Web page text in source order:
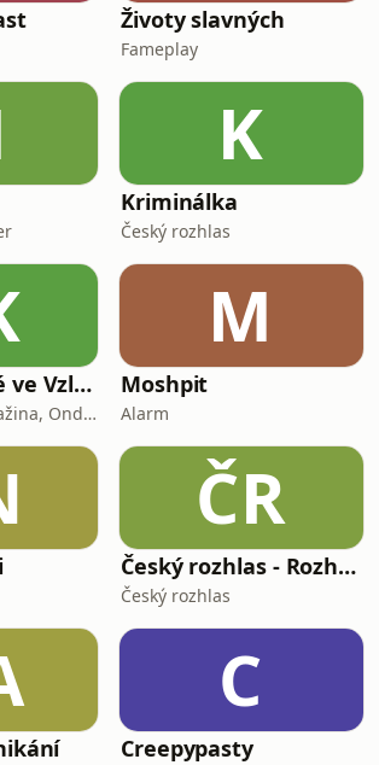
Životy slavných
Fameplay
K
Kriminálka
Český rozhlas
VOSTO5: Kupé ve Vzletu
Vosto5, Martin Bražina, Ondřej Cihlář, Petr Prokop, Ondřej Bauer
M
Moshpit
Alarm
ČR
Český rozhlas - Rozhovory
Český rozhlas
C
Creepypasty